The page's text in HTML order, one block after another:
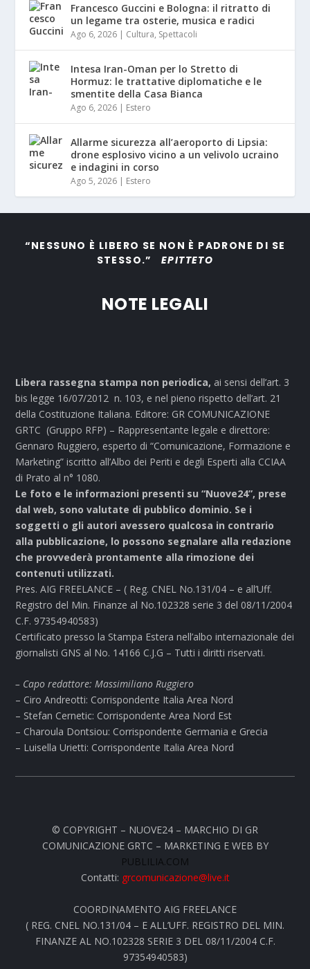
Francesco Guccini e Bologna: il ritratto di
un legame tra osterie, musica e radici
Ago 6, 2026 | Cultura, Spettacoli
Intesa Iran-Oman per lo Stretto di
Hormuz: le trattative diplomatiche e le
smentite della Casa Bianca
Ago 6, 2026 | Estero
Allarme sicurezza all’aeroporto di Lipsia:
drone esplosivo vicino a un velivolo ucraino
e indagini in corso
Ago 5, 2026 | Estero
“NESSUNO È LIBERO SE NON È PADRONE DI SE
STESSO.”EPITTETO
NOTE LEGALI
Libera rassegna stampa non periodica, ai sensi dell’art. 3
bis legge 16/07/2012 n. 103, e nel pieno rispetto dell’art. 21
della Costituzione Italiana. Editore: GR COMUNICAZIONE
GRTC (Gruppo RFP) – Rappresentante legale e direttore:
Gennaro Ruggiero, esperto di “Comunicazione, Formazione e
Marketing” iscritto all’Albo dei Periti e degli Esperti alla CCIAA
di Prato al n° 1080.
Le foto e le informazioni presenti su “Nuove24”, prese
dal web, sono valutate di pubblico dominio. Se i
soggetti o gli autori avessero qualcosa in contrario
alla pubblicazione, lo possono segnalare alla redazione
che provvederà prontamente alla rimozione dei
contenuti utilizzati.
Pres. AIG FREELANCE – ( Reg. CNEL No.131/04 – e all’Uff.
Registro del Min. Finanze al No.102328 serie 3 del 08/11/2004
C.F. 97354940583)
Certificato presso la Stampa Estera nell’albo internazionale dei
giornalisti GNS al No. 14166 C.J.G – Tutti i diritti riservati.
– Capo redattore: Massimiliano Ruggiero
– Ciro Andreotti: Corrispondente Italia Area Nord
– Stefan Cernetic: Corrispondente Area Nord Est
– Charoula Dontsiou: Corrispondente Germania e Grecia
– Luisella Urietti: Corrispondente Italia Area Nord
© COPYRIGHT – NUOVE24 – MARCHIO DI GR
COMUNICAZIONE GRTC – MARKETING E WEB BY
PUBLILIA.COM
Contatti: grcomunicazione@live.it
COORDINAMENTO AIG FREELANCE
( REG. CNEL NO.131/04 – E ALL’UFF. REGISTRO DEL MIN.
FINANZE AL NO.102328 SERIE 3 DEL 08/11/2004 C.F.
97354940583)